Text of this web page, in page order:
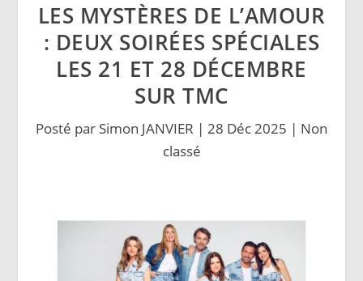
LES MYSTÈRES DE L’AMOUR
: DEUX SOIRÉES SPÉCIALES
LES 21 ET 28 DÉCEMBRE
SUR TMC
Posté par Simon JANVIER | 28 Déc 2025 | Non
classé